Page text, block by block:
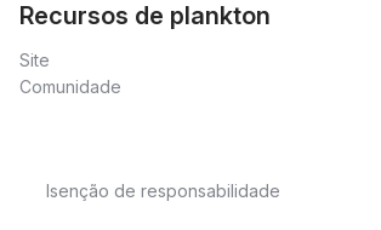
Recursos de plankton
Site
Comunidade
Isenção de responsabilidade